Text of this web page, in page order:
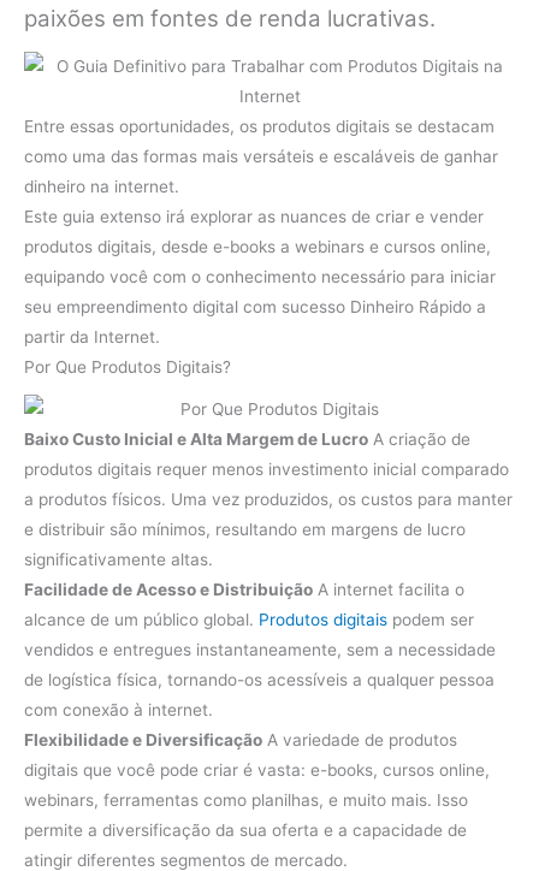
paixões em fontes de renda lucrativas.
Entre essas oportunidades, os produtos digitais se destacam
como uma das formas mais versáteis e escaláveis de ganhar
dinheiro na internet.
Este guia extenso irá explorar as nuances de criar e vender
produtos digitais, desde e-books a webinars e cursos online,
equipando você com o conhecimento necessário para iniciar
seu empreendimento digital com sucesso Dinheiro Rápido a
partir da Internet.
Por Que Produtos Digitais?
Baixo Custo Inicial e Alta Margem de Lucro A criação de
produtos digitais requer menos investimento inicial comparado
a produtos físicos. Uma vez produzidos, os custos para manter
e distribuir são mínimos, resultando em margens de lucro
significativamente altas.
Facilidade de Acesso e Distribuição A internet facilita o
alcance de um público global. Produtos digitais podem ser
vendidos e entregues instantaneamente, sem a necessidade
de logística física, tornando-os acessíveis a qualquer pessoa
com conexão à internet.
Flexibilidade e Diversificação A variedade de produtos
digitais que você pode criar é vasta: e-books, cursos online,
webinars, ferramentas como planilhas, e muito mais. Isso
permite a diversificação da sua oferta e a capacidade de
atingir diferentes segmentos de mercado.